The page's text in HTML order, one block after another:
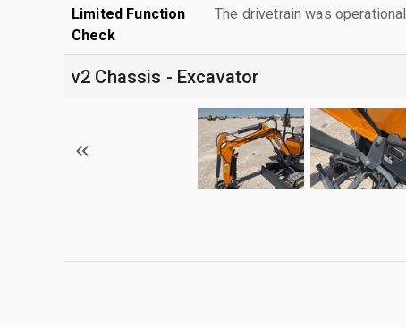
Limited Function
Check
The drivetrain was operational.
v2 Chassis - Excavator